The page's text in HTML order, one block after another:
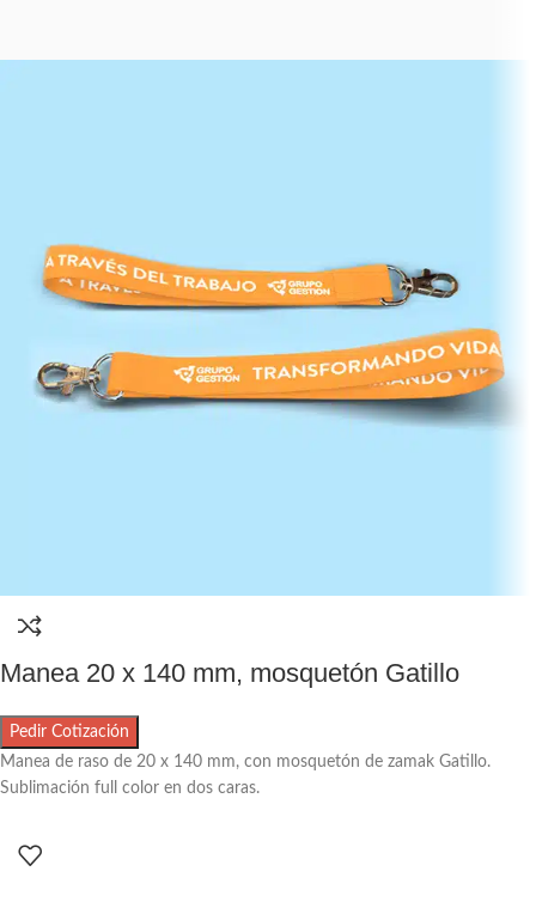
Manea 20 x 140 mm, mosquetón Gatillo
Pedir Cotización
Manea de raso de 20 x 140 mm, con mosquetón de zamak Gatillo.
Sublimación full color en dos caras.